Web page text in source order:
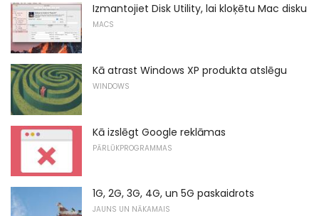
Izmantojiet Disk Utility, lai kloķētu Mac disku
MACS
Kā atrast Windows XP produkta atslēgu
WINDOWS
Kā izslēgt Google reklāmas
PĀRLŪKPROGRAMMAS
1G, 2G, 3G, 4G, un 5G paskaidrots
JAUNS UN NĀKAMAIS